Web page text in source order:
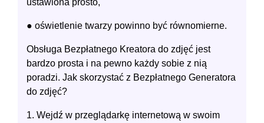
● oświetlenie twarzy powinno być równomierne.
Obsługa Bezpłatnego Kreatora do zdjęć jest
bardzo prosta i na pewno każdy sobie z nią
poradzi. Jak skorzystać z Bezpłatnego Generatora
do zdjęć?
1. Wejdź w przeglądarkę internetową w swoim